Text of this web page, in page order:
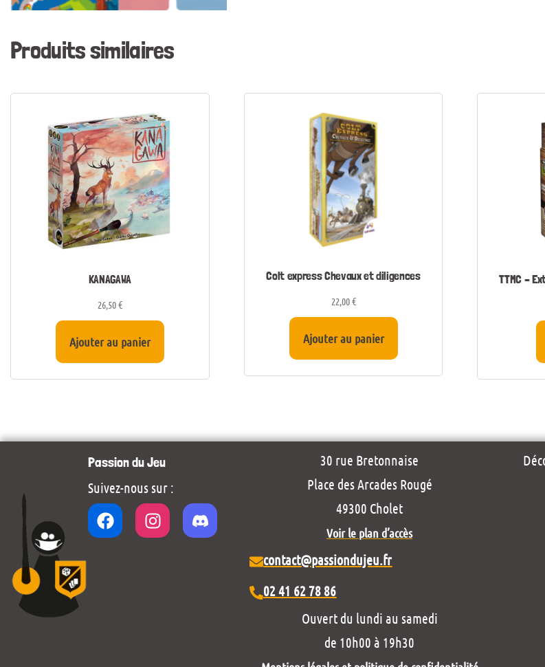
Produits similaires
KANAGAWA
26,50€
Ajouter au panier
Colt express Chevaux et diligences
22,00€
Ajouter au panier
TTMC –
Passion du Jeu
Suivez-nous sur :
30 rue Bretonnaise
Place des Arcades Rougé
49300 Cholet
Voir le plan d’accès
contact@passiondujeu.fr
02 41 62 78 86
Ouvert du lundi au samedi
de 10h00 à 19h30